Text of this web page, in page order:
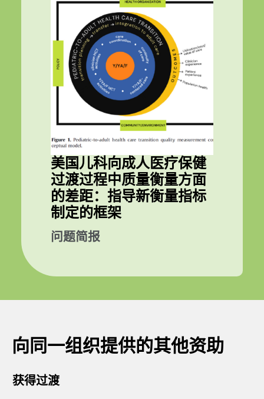
美国儿科向成人医疗保健
过渡过程中质量衡量方面
的差距：指导新衡量指标
制定的框架
问题简报
向同一组织提供的其他资助
获得过渡